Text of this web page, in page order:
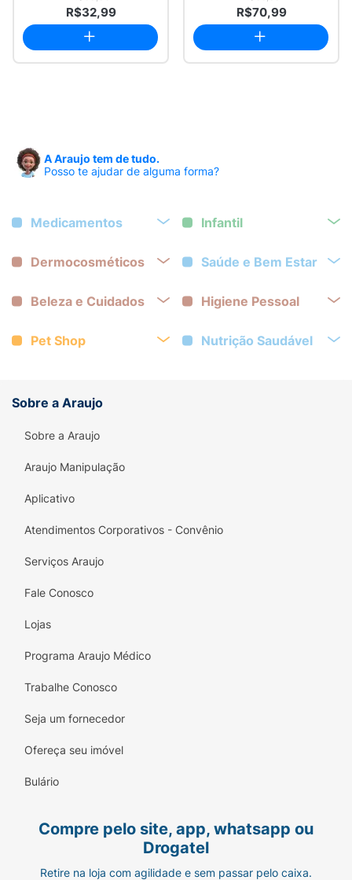
R$32,99 R$70,99
A Araujo tem de tudo.
Posso te ajudar de alguma forma?
Medicamentos Infantil
Dermocosméticos Saúde e Bem Estar
Beleza e Cuidados Higiene Pessoal
Pet Shop Nutrição Saudável
Sobre a Araujo
Sobre a Araujo
Araujo Manipulação
Aplicativo
Atendimentos Corporativos - Convênio
Serviços Araujo
Fale Conosco
Lojas
Programa Araujo Médico
Trabalhe Conosco
Seja um fornecedor
Ofereça seu imóvel
Bulário
Compre pelo site, app, whatsapp ou
Drogatel
Retire na loja com agilidade e sem passar pelo caixa.